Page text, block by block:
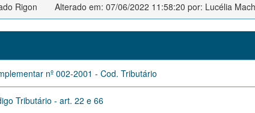
Rigon Alterado em: 07/06/2022 11:58:20 por: Lucélia
nº 002-2001 - Cod. Tributário
Tributário - art. 22 e 66